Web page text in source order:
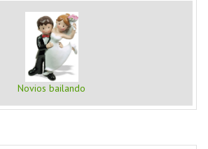
Novios bailando